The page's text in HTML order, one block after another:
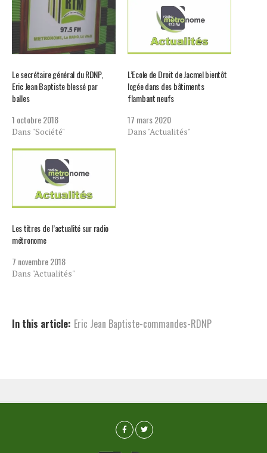
Le secrétaire général du RDNP,
Eric Jean Baptiste blessé par
balles
1 octobre 2018
Dans "Société"
L’Ecole de Droit de Jacmel bientôt
logée dans des bâtiments
flambant neufs
17 mars 2020
Dans "Actualités"
Les titres de l’actualité sur radio
métronome
7 novembre 2018
Dans "Actualités"
In this article: Eric Jean Baptiste-commandes-RDNP